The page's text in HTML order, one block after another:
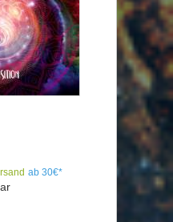
ab 30€*